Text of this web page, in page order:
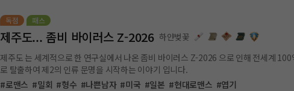
제주도... 좀비 바이러스 Z-2026 하얀벚꽃
제주도 는 세계적으로 한 연구실에서 나온 좀비 바이러스 Z-2026 으로 인해 전세계
로 탈출하여 제2의 인류 문명을 시작하는 이야기 입니다.
#로맨스 #밀회 #형수 #나쁜남자 #미국 #일본 #현대로맨스 #엽기